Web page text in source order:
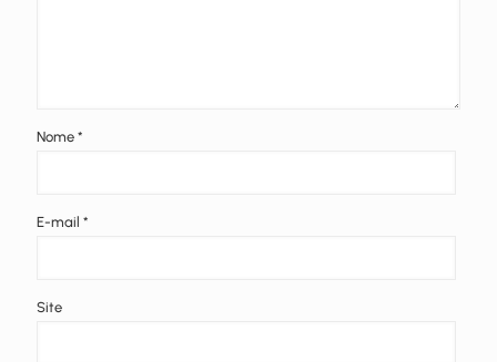
Nome *
E-mail *
Site